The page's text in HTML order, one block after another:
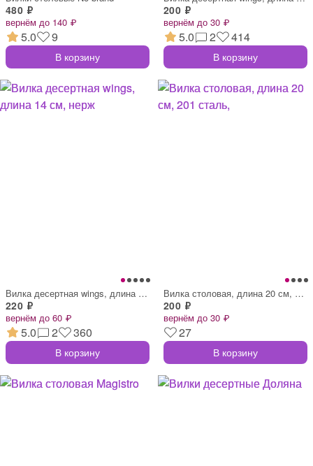
480 ₽
вернём до 140 ₽
5.0 9
В корзину
200 ₽
вернём до 30 ₽
5.0 2 414
В корзину
Вилка десертная wings, длина 14 см, нерж
220 ₽
вернём до 60 ₽
5.0 2 360
В корзину
Вилка столовая, длина 20 см, 201 сталь,
200 ₽
вернём до 30 ₽
27
В корзину